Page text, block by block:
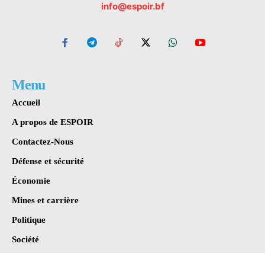
info@espoir.bf
Menu
Accueil
A propos de ESPOIR
Contactez-Nous
Défense et sécurité
Économie
Mines et carrière
Politique
Société